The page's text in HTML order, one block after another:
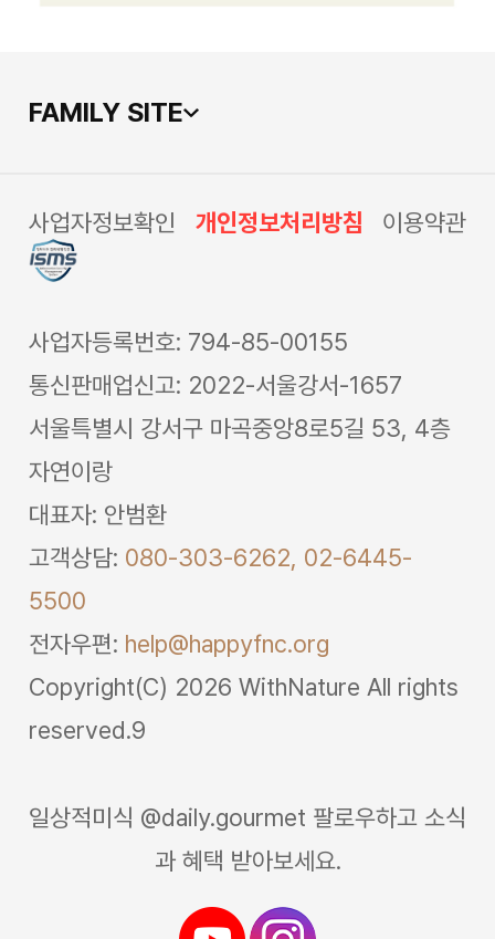
FAMILY SITE
사업자정보확인 개인정보처리방침 이용약관
사업자등록번호: 794-85-00155
통신판매업신고: 2022-서울강서-1657
서울특별시 강서구 마곡중앙8로5길 53, 4층
자연이랑
대표자: 안범환
고객상담: 080-303-6262, 02-6445-
5500
전자우편: help@happyfnc.org
Copyright(C) 2026 WithNature All rights
reserved.9
일상적미식 @daily.gourmet 팔로우하고 소식
과 혜택 받아보세요.